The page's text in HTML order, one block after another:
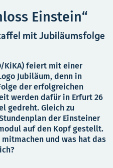
Einstein“
mit Jubiläumsfolge
KiKA) feiert mit einer
Jubiläum, denn in
der erfolgreichen
werden dafür in Erfurt 26
gedreht. Gleich zu
der Einsteiner
auf den Kopf gestellt.
und was hat das